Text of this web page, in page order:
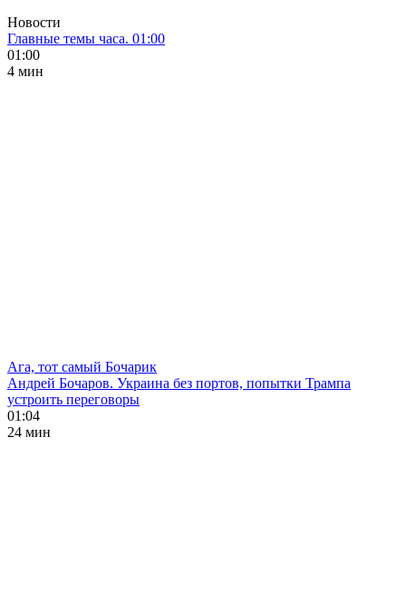
Новости
Главные темы часа. 01:00
01:00
4 мин
Ага, тот самый Бочарик
Андрей Бочаров. Украина без портов, попытки Трампа
устроить переговоры
01:04
24 мин